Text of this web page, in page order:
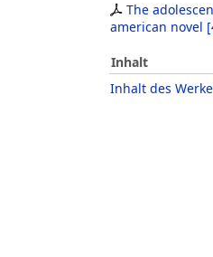
The
american novel [
Inhalt
Inhalt des